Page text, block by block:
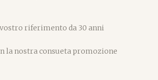
riferimento da 30 anni
la nostra consueta promozione